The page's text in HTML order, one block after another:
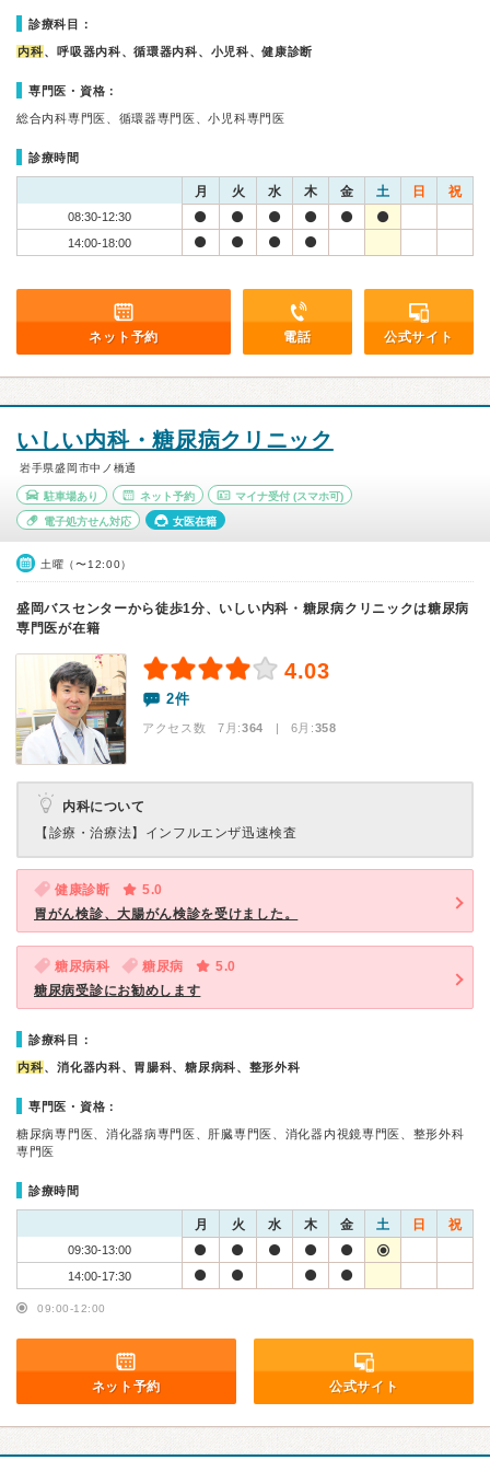
診療科目：
内科、呼吸器内科、循環器内科、小児科、健康診断
専門医・資格：
総合内科専門医、循環器専門医、小児科専門医
診療時間
月 火 水 木 金 土 日 祝
08:30-12:30
14:00-18:00
ネット予約 電話 公式サイト
いしい内科・糖尿病クリニック
岩手県盛岡市中ノ橋通
駐車場あり ネット予約 マイナ受付 (スマホ可)
電子処方せん対応 女医在籍
土曜（〜12:00）
盛岡バスセンターから徒歩1分、いしい内科・糖尿病クリニックは糖尿病
専門医が在籍
4.03
2件
アクセス数 7月:364 | 6月:358
内科について
【診療・治療法】 インフルエンザ迅速検査
健康診断
5.0
胃がん検診、大腸がん検診を受けました。
糖尿病科 糖尿病
5.0
糖尿病受診にお勧めします
診療科目：
内科、消化器内科、胃腸科、糖尿病科、整形外科
専門医・資格：
糖尿病専門医、消化器病専門医、肝臓専門医、消化器内視鏡専門医、整形外科
専門医
診療時間
月 火 水 木 金 土 日 祝
09:30-13:00
14:00-17:30
09:00-12:00
ネット予約 公式サイト